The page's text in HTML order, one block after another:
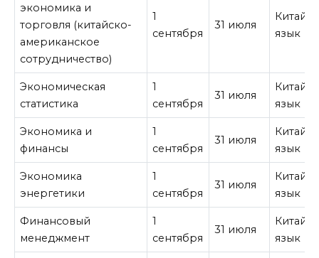
экономика и
торговля (китайско-
американское
сотрудничество)
1
сентября
31 июля
язык
Экономическая
статистика
1
сентября
31 июля
язык
Экономика и
финансы
1
сентября
31 июля
язык
Экономика
энергетики
1
сентября
31 июля
язык
Финансовый
менеджмент
1
сентября
31 июля
язык